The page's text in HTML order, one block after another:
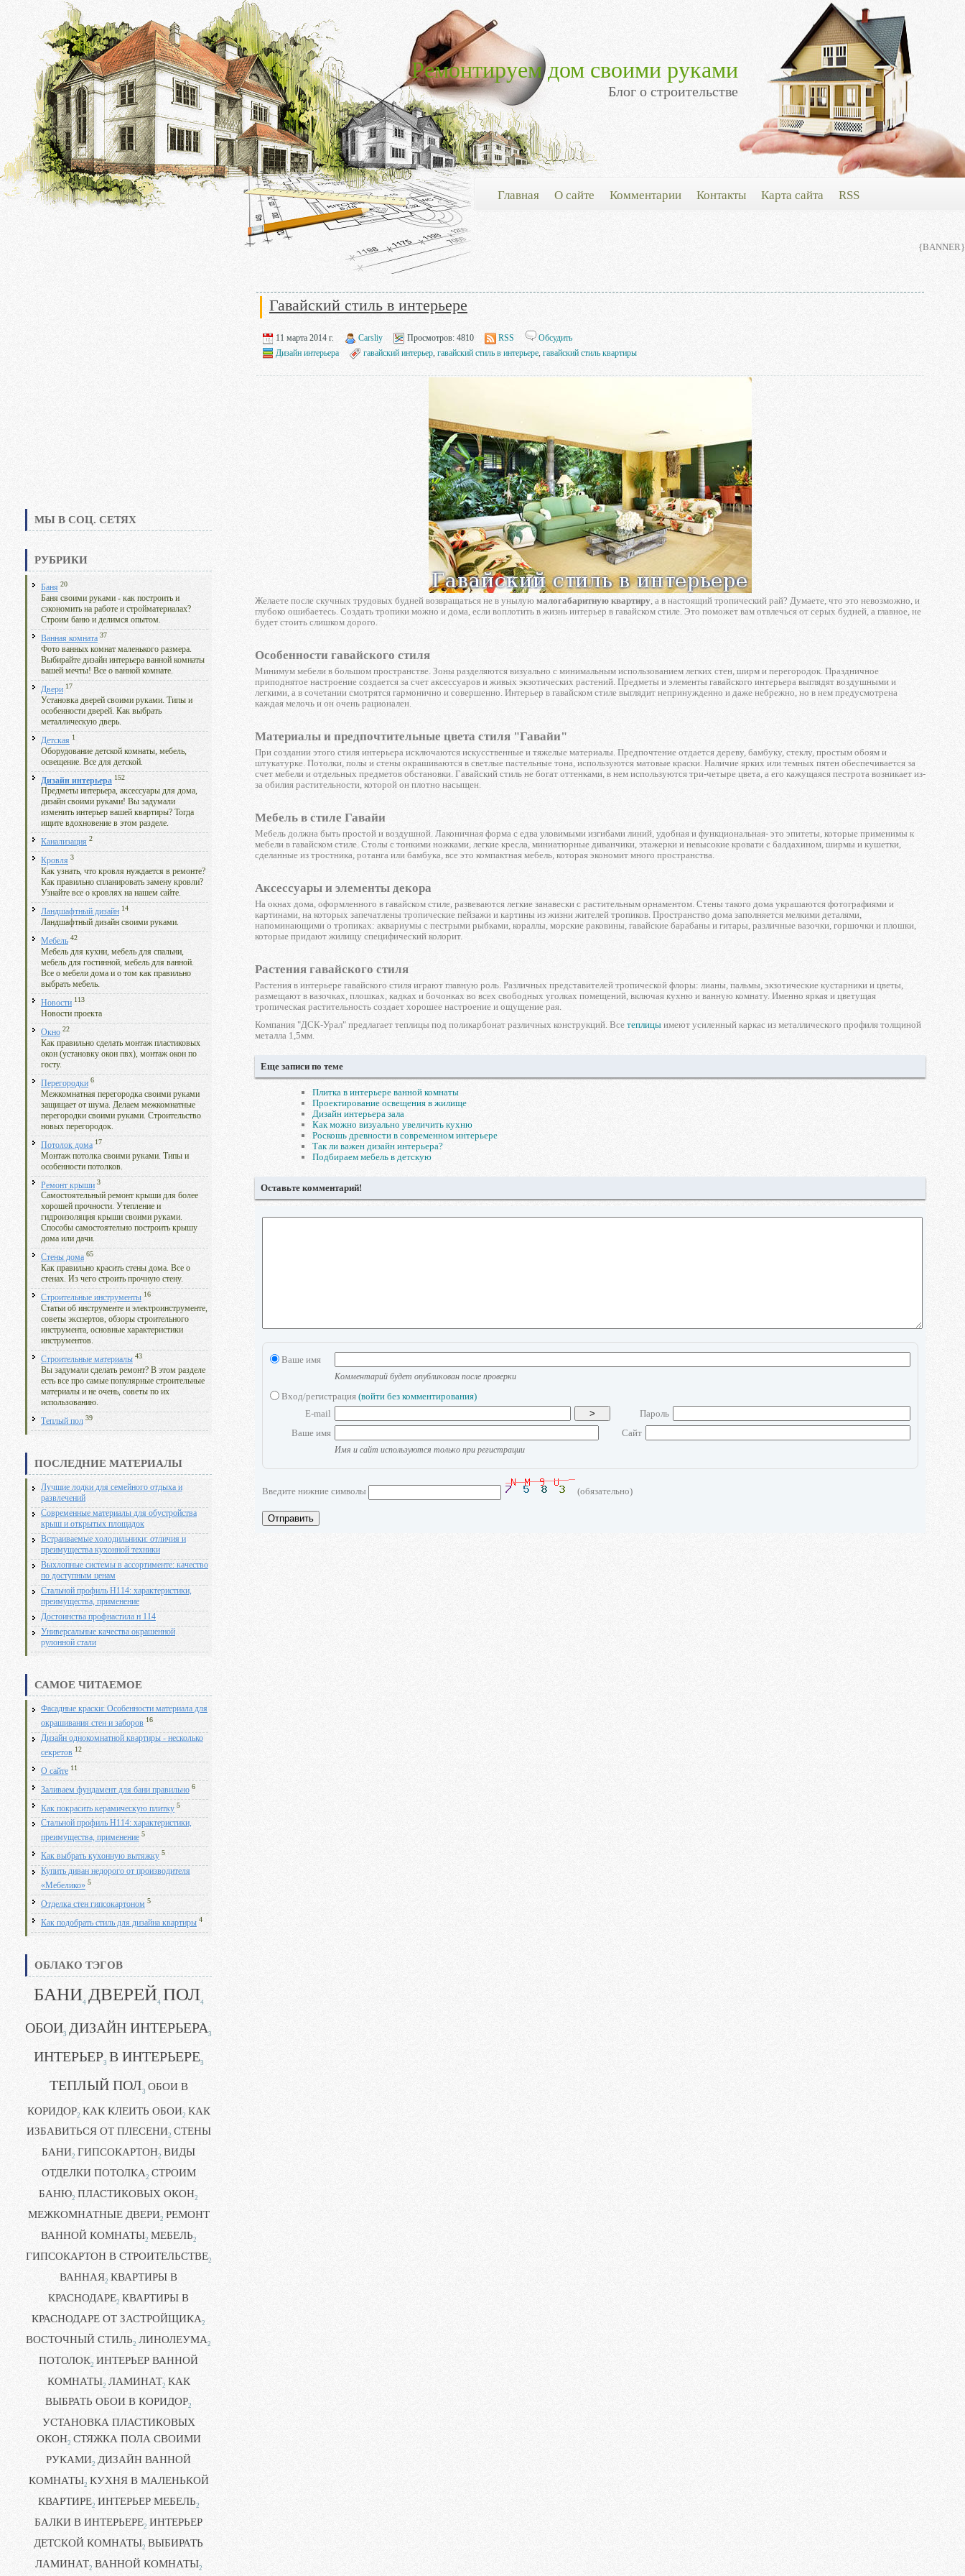
Ремонтируем дом своими руками
Блог о строительстве
Главная О сайте Комментарии Контакты Карта сайта RSS
{BANNER}
МЫ В СОЦ. СЕТЯХ
РУБРИКИ
Баня 20
Баня своими руками - как построить и
сэкономить на работе и стройматериалах?
Строим баню и делимся опытом.
Ванная комната 37
Фото ванных комнат маленького размера.
Выбирайте дизайн интерьера ванной комнаты
вашей мечты! Все о ванной комнате.
Двери 17
Установка дверей своими руками. Типы и
особенности дверей. Как выбрать
металлическую дверь.
Детская 1
Оборудование детской комнаты, мебель,
освещение. Все для детской.
Дизайн интерьера 152
Предметы интерьера, аксессуары для дома,
дизайн своими руками! Вы задумали
изменить интерьер вашей квартиры? Тогда
ищите вдохновение в этом разделе.
Канализация 2
Кровля 3
Как узнать, что кровля нуждается в ремонте?
Как правильно спланировать замену кровли?
Узнайте все о кровлях на нашем сайте.
Ландшафтный дизайн 14
Ландшафтный дизайн своими руками.
Мебель 42
Мебель для кухни, мебель для спальни,
мебель для гостинной, мебель для ванной.
Все о мебели дома и о том как правильно
выбрать мебель.
Новости 113
Новости проекта
Окно 22
Как правильно сделать монтаж пластиковых
окон (установку окон пвх), монтаж окон по
госту.
Перегородки 6
Межкомнатная перегородка своими руками
защищает от шума. Делаем межкомнатные
перегородки своими руками. Строительство
новых перегородок.
Потолок дома 17
Монтаж потолка своими руками. Типы и
особенности потолков.
Ремонт крыши 3
Самостоятельный ремонт крыши для более
хорошей прочности. Утепление и
гидроизоляция крыши своими руками.
Способы самостоятельно построить крышу
дома или дачи.
Стены дома 65
Как правильно красить стены дома. Все о
стенах. Из чего строить прочную стену.
Строительные инструменты 16
Статьи об инструменте и электроинструменте,
советы экспертов, обзоры строительного
инструмента, основные характеристики
инструментов.
Строительные материалы 43
Вы задумали сделать ремонт? В этом разделе
есть все про самые популярные строительные
материалы и не очень, советы по их
использованию.
Теплый пол 39
ПОСЛЕДНИЕ МАТЕРИАЛЫ
Лучшие лодки для семейного отдыха и
развлечений
Современные материалы для обустройства
крыш и открытых площадок
Встраиваемые холодильники: отличия и
преимущества кухонной техники
Выхлопные системы в ассортименте: качество
по доступным ценам
Стальной профиль Н114: характеристики,
преимущества, применение
Достоинства профнастила н 114
Универсальные качества окрашенной
рулонной стали
САМОЕ ЧИТАЕМОЕ
Фасадные краски: Особенности материала для
окрашивания стен и заборов 16
Дизайн однокомнатной квартиры - несколько
секретов 12
О сайте 11
Заливаем фундамент для бани правильно 6
Как покрасить керамическую плитку 5
Стальной профиль Н114: характеристики,
преимущества, применение 5
Как выбрать кухонную вытяжку 5
Купить диван недорого от производителя
«Мебелико» 5
Отделка стен гипсокартоном 5
Как подобрать стиль для дизайна квартиры 4
ОБЛАКО ТЭГОВ
БАНИ4 ДВЕРЕЙ4 ПОЛ4
ОБОИ3 ДИЗАЙН ИНТЕРЬЕРА3
ИНТЕРЬЕР3 В ИНТЕРЬЕРЕ3
ТЕПЛЫЙ ПОЛ3 ОБОИ В
КОРИДОР2 КАК КЛЕИТЬ ОБОИ2 КАК
ИЗБАВИТЬСЯ ОТ ПЛЕСЕНИ2 СТЕНЫ
БАНИ2 ГИПСОКАРТОН2 ВИДЫ
ОТДЕЛКИ ПОТОЛКА2 СТРОИМ
БАНЮ2 ПЛАСТИКОВЫХ ОКОН2
МЕЖКОМНАТНЫЕ ДВЕРИ2 РЕМОНТ
ВАННОЙ КОМНАТЫ2 МЕБЕЛЬ2
ГИПСОКАРТОН В СТРОИТЕЛЬСТВЕ2
ВАННАЯ2 КВАРТИРЫ В
КРАСНОДАРЕ2 КВАРТИРЫ В
КРАСНОДАРЕ ОТ ЗАСТРОЙЩИКА2
ВОСТОЧНЫЙ СТИЛЬ2 ЛИНОЛЕУМА2
ПОТОЛОК2 ИНТЕРЬЕР ВАННОЙ
КОМНАТЫ2 ЛАМИНАТ2 КАК
ВЫБРАТЬ ОБОИ В КОРИДОР2
УСТАНОВКА ПЛАСТИКОВЫХ
ОКОН2 СТЯЖКА ПОЛА СВОИМИ
РУКАМИ2 ДИЗАЙН ВАННОЙ
КОМНАТЫ2 КУХНЯ В МАЛЕНЬКОЙ
КВАРТИРЕ2 ИНТЕРЬЕР МЕБЕЛЬ2
БАЛКИ В ИНТЕРЬЕРЕ2 ИНТЕРЬЕР
ДЕТСКОЙ КОМНАТЫ2 ВЫБИРАТЬ
ЛАМИНАТ2 ВАННОЙ КОМНАТЫ2
Гавайский стиль в интерьере
11 марта 2014 г. Carsliy Просмотров: 4810 RSS
Обсудить
Дизайн интерьера
гавайский интерьер, гавайский стиль в интерьере, гавайский стиль квартиры
Желаете после скучных трудовых будней возвращаться не в унылую малогабаритную квартиру, а в настоящий тропический рай? Думаете, что это невозможно, и
глубоко ошибаетесь. Создать тропики можно и дома, если воплотить в жизнь интерьер в гавайском стиле. Это поможет вам отвлечься от серых будней, а главное, не
будет стоить слишком дорого.
Особенности гавайского стиля
Минимум мебели в большом пространстве. Зоны разделяются визуально с минимальным использованием легких стен, ширм и перегородок. Праздничное
приподнятое настроение создается за счет аксессуаров и живых экзотических растений. Предметы и элементы гавайского интерьера выглядят воздушными и
легкими, а в сочетании смотрятся гармонично и совершенно. Интерьер в гавайском стиле выглядит непринужденно и даже небрежно, но в нем предусмотрена
каждая мелочь и он очень рационален.
Материалы и предпочтительные цвета стиля "Гавайи"
При создании этого стиля интерьера исключаются искусственные и тяжелые материалы. Предпочтение отдается дереву, бамбуку, стеклу, простым обоям и
штукатурке. Потолки, полы и стены окрашиваются в светлые пастельные тона, используются матовые краски. Наличие ярких или темных пятен обеспечивается за
счет мебели и отдельных предметов обстановки. Гавайский стиль не богат оттенками, в нем используются три-четыре цвета, а его кажущаяся пестрота возникает из-
за обилия растительности, которой он плотно насыщен.
Мебель в стиле Гавайи
Мебель должна быть простой и воздушной. Лаконичная форма с едва уловимыми изгибами линий, удобная и функциональная- это эпитеты, которые применимы к
мебели в гавайском стиле. Столы с тонкими ножками, легкие кресла, миниатюрные диванчики, этажерки и невысокие кровати с балдахином, ширмы и кушетки,
сделанные из тростника, ротанга или бамбука, все это компактная мебель, которая экономит много пространства.
Аксессуары и элементы декора
На окнах дома, оформленного в гавайском стиле, развеваются легкие занавески с растительным орнаментом. Стены такого дома украшаются фотографиями и
картинами, на которых запечатлены тропические пейзажи и картины из жизни жителей тропиков. Пространство дома заполняется мелкими деталями,
напоминающими о тропиках: аквариумы с пестрыми рыбками, кораллы, морские раковины, гавайские барабаны и гитары, различные вазочки, горшочки и плошки,
которые придают жилищу специфический колорит.
Растения гавайского стиля
Растения в интерьере гавайского стиля играют главную роль. Различных представителей тропической флоры: лианы, пальмы, экзотические кустарники и цветы,
размещают в вазочках, плошках, кадках и бочонках во всех свободных уголках помещений, включая кухню и ванную комнату. Именно яркая и цветущая
тропическая растительность создает хорошее настроение и ощущение рая.
Компания "ДСК-Урал" предлагает теплицы под поликарбонат различных конструкций. Все теплицы имеют усиленный каркас из металлического профиля толщиной
металла 1,5мм.
Еще записи по теме
Плитка в интерьере ванной комнаты
Проектирование освещения в жилище
Дизайн интерьера зала
Как можно визуально увеличить кухню
Роскошь древности в современном интерьере
Так ли важен дизайн интерьера?
Подбираем мебель в детскую
Оставьте комментарий!
Ваше имя
Комментарий будет опубликован после проверки
Вход/регистрация (войти без комментирования)
E-mail
>
Пароль
Ваше имя
Сайт
Имя и сайт используются только при регистрации
Введите нижние символы (обязательно)
Отправить